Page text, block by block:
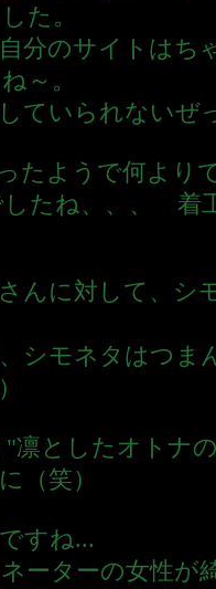
た。
分のサイトはち
～。
ていられないぜ
たようで何より
したね、、、 着
んに対して、シ
シモネタはつま
凛としたオトナ
（笑）
すね...
ーターの女性が